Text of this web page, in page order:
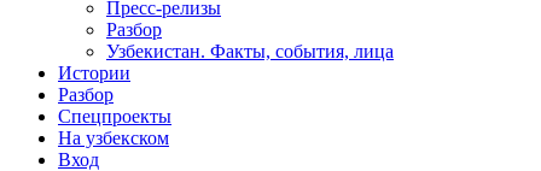
Пресс-релизы
Разбор
Узбекистан. Факты, события, лица
Истории
Разбор
Спецпроекты
На узбекском
Вход